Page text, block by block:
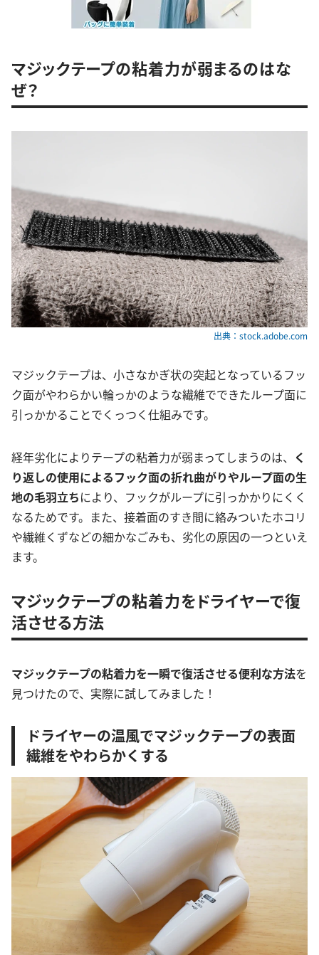
マジックテープの粘着力が弱まるのはな
ぜ？
出典：stock.adobe.com
マジックテープは、小さなかぎ状の突起となっているフッ
ク面がやわらかい輪っかのような繊維でできたループ面に
引っかかることでくっつく仕組みです。
経年劣化によりテープの粘着力が弱まってしまうのは、
く
り返しの使用によるフック面の折れ曲がりやループ面の生
地の毛羽立ちにより、フックがループに引っかかりにくく
なるためです。また、接着面のすき間に絡みついたホコリ
や繊維くずなどの細かなごみも、劣化の原因の一つといえ
ます。
マジックテープの粘着力をドライヤーで復
活させる方法
マジックテープの粘着力を一瞬で復活させる便利な方法を
見つけたので、実際に試してみました！
ドライヤーの温風でマジックテープの表面
繊維をやわらかくする